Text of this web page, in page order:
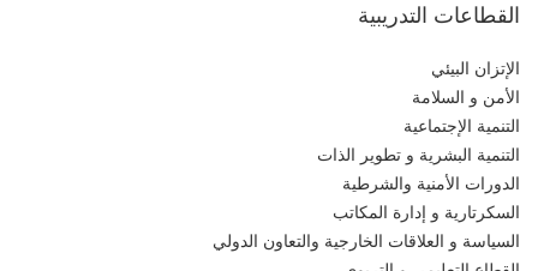
القطاعات التدريبية
الإتزان البيئي
الأمن و السلامة
التنمية الإجتماعية
التنمية البشرية و تطوير الذات
الدورات الأمنية والشرطية
السكرتارية و إدارة المكاتب
السياسة و العلاقات الخارجية والتعاون الدولي